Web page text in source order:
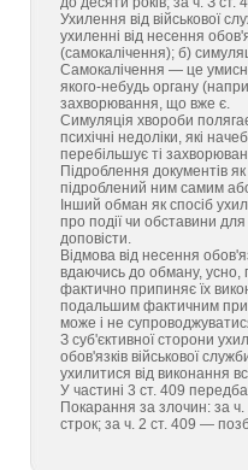
Ухилення від військової
ухиленні від несення
(самокалічення); б)
Самокалічення — це
якого-небудь органу
захворювання, що вже є.
Симуляція хвороби
психічні недоліки, які
перебільшує ті
Підроблення документів
підроблений ним самим
Інший обман як спосіб
про події чи обставини
доповісти.
Відмова від несення
вдаючись до обману, усно,
фактично припиняє їх
подальшим фактичним
може і не
З суб'єктивної сторони
обов'язків військової
ухилитися від виконання
У частині 3 ст. 409
Покарання за злочин: за
строк; за ч. 2 ст. 409 —